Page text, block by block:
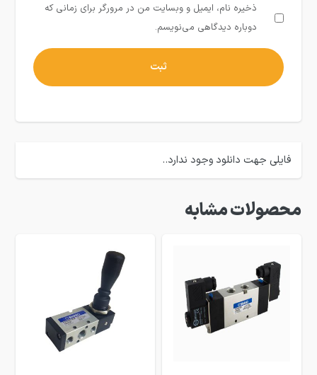
ذخیره نام، ایمیل و وبسایت من در مرورگر برای زمانی که
دوباره دیدگاهی می‌نویسم.
فایلی جهت دانلود وجود ندارد..
محصولات مشابه